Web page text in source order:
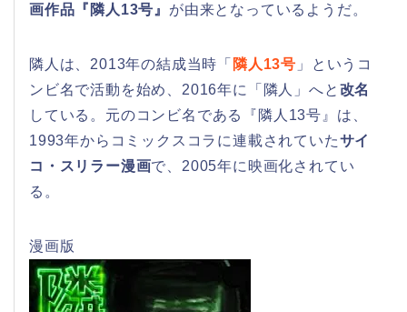
画作品『隣人13号』 が由来となっているようだ。
隣人は、2013年の結成当時「 隣人13号 」というコ
ンビ名で活動を始め、2016年に「隣人」へと 改名
している。元のコンビ名である『隣人13号』は、
1993年からコミックスコラに連載されていたサイ
コ・スリラー漫画で、2005年に映画化されてい
る。
漫画版